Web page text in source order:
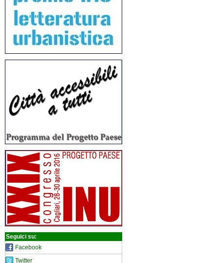
Seguici su:
Facebook
Twitter